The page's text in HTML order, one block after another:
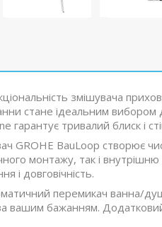
змішувача
стане ідеальним вибором
тривалий блиск і
GROHE BauLoop створює
монтажу, так і
і довговічність.
перемикач ванна/
вашим бажанням.